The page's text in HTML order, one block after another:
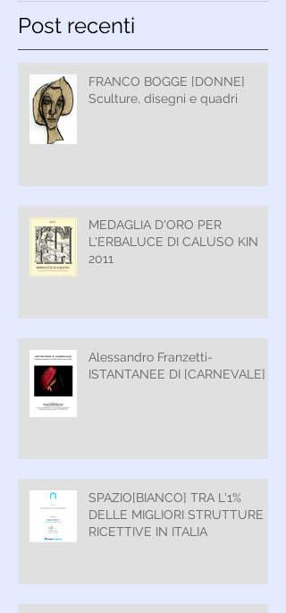
Post recenti
FRANCO BOGGE [DONNE]
Sculture, disegni e quadri
MEDAGLIA D'ORO PER
L'ERBALUCE DI CALUSO KIN
2011
Alessandro Franzetti-
ISTANTANEE DI [CARNEVALE]
SPAZIO[BIANCO] TRA L'1%
DELLE MIGLIORI STRUTTURE
RICETTIVE IN ITALIA